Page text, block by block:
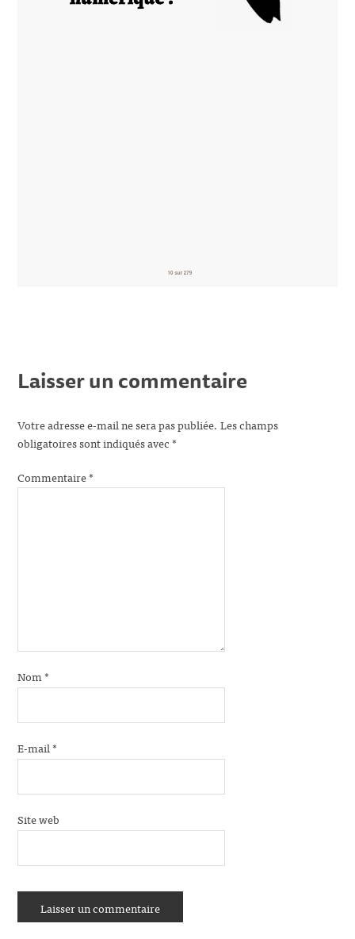
Laisser un commentaire
Votre adresse e-mail ne sera pas publiée. Les champs
obligatoires sont indiqués avec*
Commentaire*
Nom*
E-mail*
Site web